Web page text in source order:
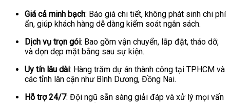
Giá cả minh bạch: Báo giá chi tiết, không phát sinh chi phí
ẩn, giúp khách hàng dễ dàng kiểm soát ngân sách.
Dịch vụ trọn gói: Bao gồm vận chuyển, lắp đặt, tháo dỡ,
và dọn dẹp mặt bằng sau sự kiện.
Uy tín lâu dài: Hàng trăm dự án thành công tại TP.HCM và
các tỉnh lân cận như Bình Dương, Đồng Nai.
Hỗ trợ 24/7: Đội ngũ sẵn sàng giải đáp và xử lý mọi vấn